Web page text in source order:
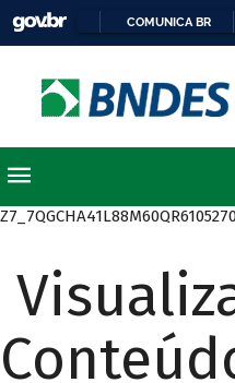
COMUNICA BR